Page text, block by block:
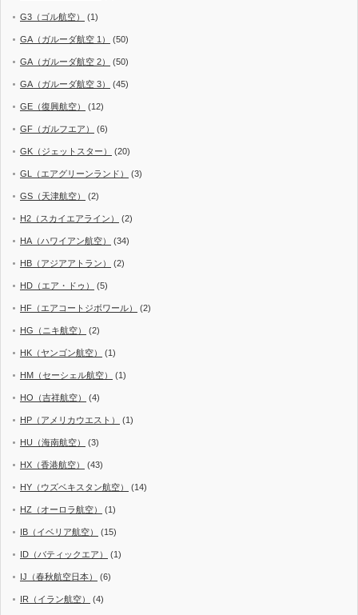
G3（ゴル航空） (1)
GA（ガルーダ航空 1） (50)
GA（ガルーダ航空 2） (50)
GA（ガルーダ航空 3） (45)
GE（復興航空） (12)
GF（ガルフエア） (6)
GK（ジェットスター） (20)
GL（エアグリーンランド） (3)
GS（天津航空） (2)
H2（スカイエアライン） (2)
HA（ハワイアン航空） (34)
HB（アジアアトラン） (2)
HD（エア・ドゥ） (5)
HF（エアコートジボワール） (2)
HG（ニキ航空） (2)
HK（ヤンゴン航空） (1)
HM（セーシェル航空） (1)
HO（吉祥航空） (4)
HP（アメリカウエスト） (1)
HU（海南航空） (3)
HX（香港航空） (43)
HY（ウズベキスタン航空） (14)
HZ（オーロラ航空） (1)
IB（イベリア航空） (15)
ID（バティックエア） (1)
IJ（春秋航空日本） (6)
IR（イラン航空） (4)